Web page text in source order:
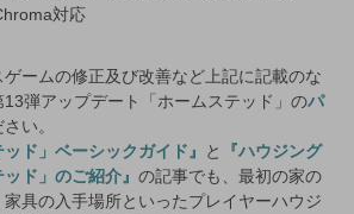
対応
ームの修正及び改善など上記に記載のな
弾アップデート「ホームステッド」のパ
い。
ッド」ベーシックガイド』 と
『ハウジング
ド」のご紹介』 の記事でも、最初の家の
具の入手場所といったプレイヤーハウジ